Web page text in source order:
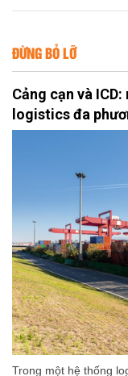
ĐỪNG BỎ LỠ
Cảng cạn và
logistics đa
Trong một hệ thống